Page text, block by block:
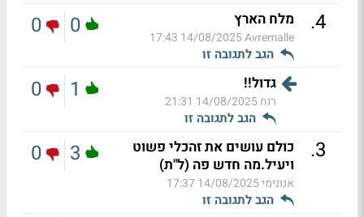
4
. מלח הארץ
Avremalle
14/08/2025 17:43
הגב לתגובה זו
0
0
גדול!!
רוח14/08/2025 21:31
הגב לתגובה זו
1
0
3
.
כולם עושים את זהכלי פשוט
ויעיל.מה חדש פה (ל"ת)
אנונימי14/08/2025 17:37
הגב לתגובה זו
3
0